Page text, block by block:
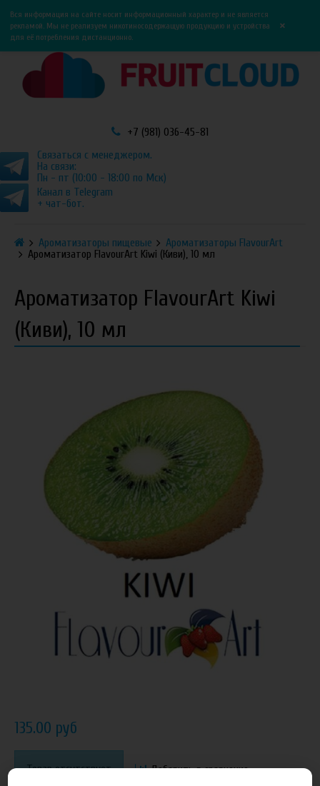
0
Вся информация на сайте носит информационный характер и не является
рекламой. Мы не реализуем никотиносодержащую продукцию и устройства
для её потребления дистанционно.
×
+7 (981) 036-45-81
Связаться с менеджером.
На связи:
Пн - пт (10:00 - 18:00 по Мск)
Канал в Telegram
+ чат-бот.
Ароматизаторы пищевые
Ароматизаторы FlavourArt
Ароматизатор FlavourArt Kiwi (Киви), 10 мл
Ароматизатор FlavourArt Kiwi
(Киви), 10 мл
135.00 руб
Товар отсутствует Добавить в сравнение